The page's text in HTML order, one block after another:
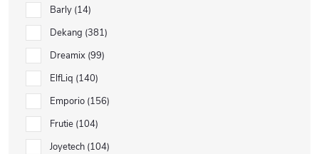
Barly 14
Dekang 381
Dreamix 99
ElfLiq 140
Emporio 156
Frutie 104
Joyetech 104